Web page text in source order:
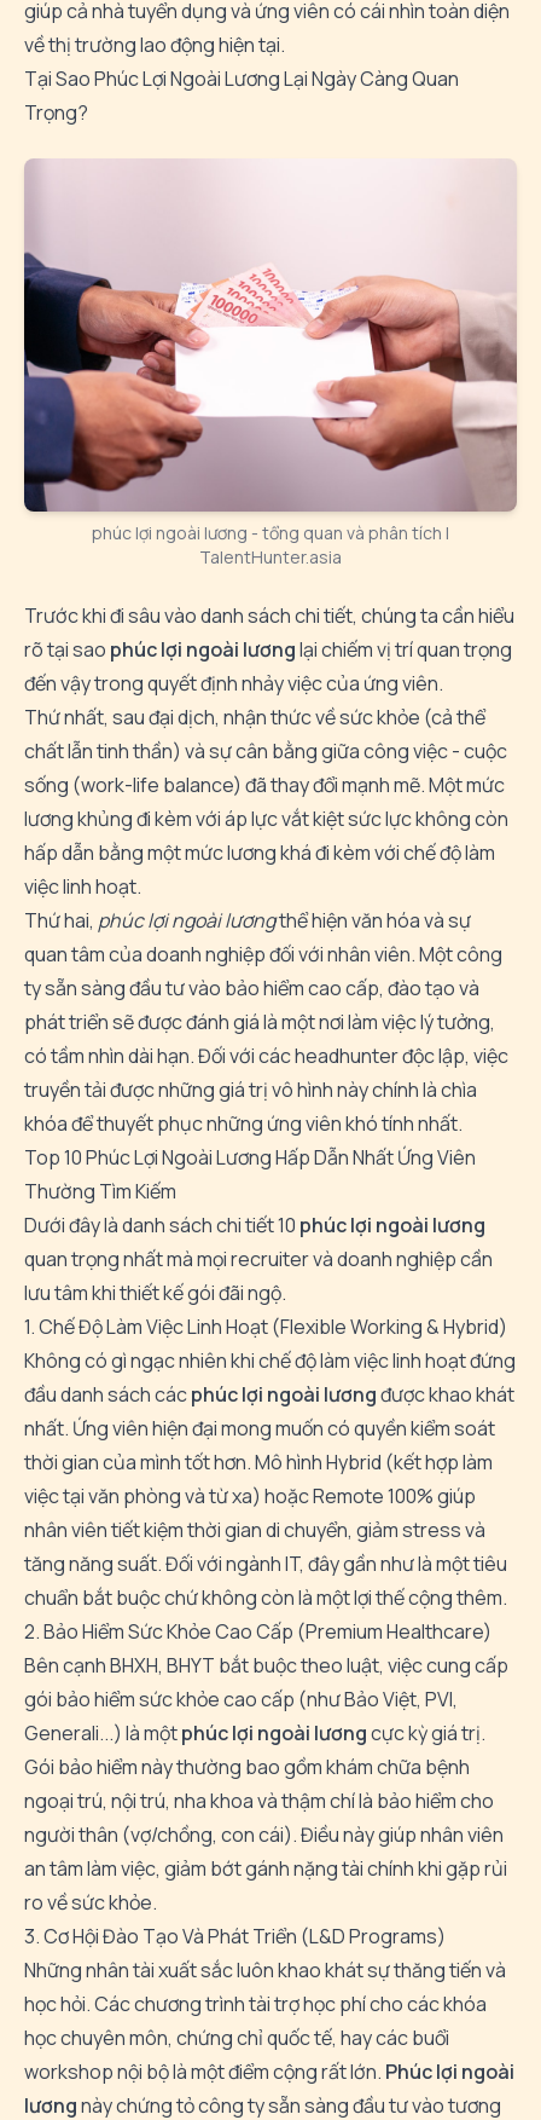
giúp cả nhà tuyển dụng và ứng viên có cái nhìn toàn diện
về thị trường lao động hiện tại.
Tại Sao Phúc Lợi Ngoài Lương Lại Ngày Càng Quan
Trọng?
phúc lợi ngoài lương - tổng quan và phân tích |
TalentHunter.asia
Trước khi đi sâu vào danh sách chi tiết, chúng ta cần hiểu
rõ tại sao phúc lợi ngoài lươnglại chiếm vị trí quan trọng
đến vậy trong quyết định nhảy việc của ứng viên.
Thứ nhất, sau đại dịch, nhận thức về sức khỏe (cả thể
chất lẫn tinh thần) và sự cân bằng giữa công việc - cuộc
sống (work-life balance) đã thay đổi mạnh mẽ. Một mức
lương khủng đi kèm với áp lực vắt kiệt sức lực không còn
hấp dẫn bằng một mức lương khá đi kèm với chế độ làm
việc linh hoạt.
Thứ hai, phúc lợi ngoài lươngthể hiện văn hóa và sự
quan tâm của doanh nghiệp đối với nhân viên. Một công
ty sẵn sàng đầu tư vào bảo hiểm cao cấp, đào tạo và
phát triển sẽ được đánh giá là một nơi làm việc lý tưởng,
có tầm nhìn dài hạn. Đối với cácheadhunter độc lập, việc
truyền tải được những giá trị vô hình này chính là chìa
khóa để thuyết phục những ứng viên khó tính nhất.
Top 10 Phúc Lợi Ngoài Lương Hấp Dẫn Nhất Ứng Viên
Thường Tìm Kiếm
Dưới đây là danh sách chi tiết 10 phúc lợi ngoài lương
quan trọng nhất mà mọi recruiter và doanh nghiệp cần
lưu tâm khi thiết kế gói đãi ngộ.
1. Chế Độ Làm Việc Linh Hoạt (Flexible Working & Hybrid)
Không có gì ngạc nhiên khi chế độ làm việc linh hoạt đứng
đầu danh sách cácphúc lợi ngoài lươngđược khao khát
nhất. Ứng viên hiện đại mong muốn có quyền kiểm soát
thời gian của mình tốt hơn. Mô hình Hybrid (kết hợp làm
việc tại văn phòng và từ xa) hoặc Remote 100% giúp
nhân viên tiết kiệm thời gian di chuyển, giảm stress và
tăng năng suất. Đối với ngành IT, đây gần như là một tiêu
chuẩn bắt buộc chứ không còn là một lợi thế cộng thêm.
2. Bảo Hiểm Sức Khỏe Cao Cấp (Premium Healthcare)
Bên cạnh BHXH, BHYT bắt buộc theo luật, việc cung cấp
gói bảo hiểm sức khỏe cao cấp (như Bảo Việt, PVI,
Generali...) là mộtphúc lợi ngoài lươngcực kỳ giá trị.
Gói bảo hiểm này thường bao gồm khám chữa bệnh
ngoại trú, nội trú, nha khoa và thậm chí là bảo hiểm cho
người thân (vợ/chồng, con cái). Điều này giúp nhân viên
an tâm làm việc, giảm bớt gánh nặng tài chính khi gặp rủi
ro về sức khỏe.
3. Cơ Hội Đào Tạo Và Phát Triển (L&D Programs)
Những nhân tài xuất sắc luôn khao khát sự thăng tiến và
học hỏi. Các chương trình tài trợ học phí cho các khóa
học chuyên môn, chứng chỉ quốc tế, hay các buổi
workshop nội bộ là một điểm cộng rất lớn. Phúc lợi ngoài
lươngnày chứng tỏ công ty sẵn sàng đầu tư vào tương